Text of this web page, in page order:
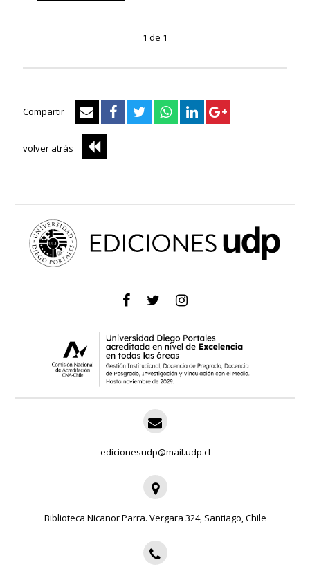
1 de 1
Compartir
volver atrás
edicionesudp@mail.udp.cl
Biblioteca Nicanor Parra. Vergara 324, Santiago, Chile